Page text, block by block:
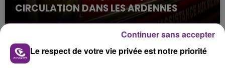
CIRCULATION DANS LES ARDENNES
Un feu de remorque s'est déclaré ce mercredi en
Le respect de votre vie privée est notre priorité
Continuer sans accepter